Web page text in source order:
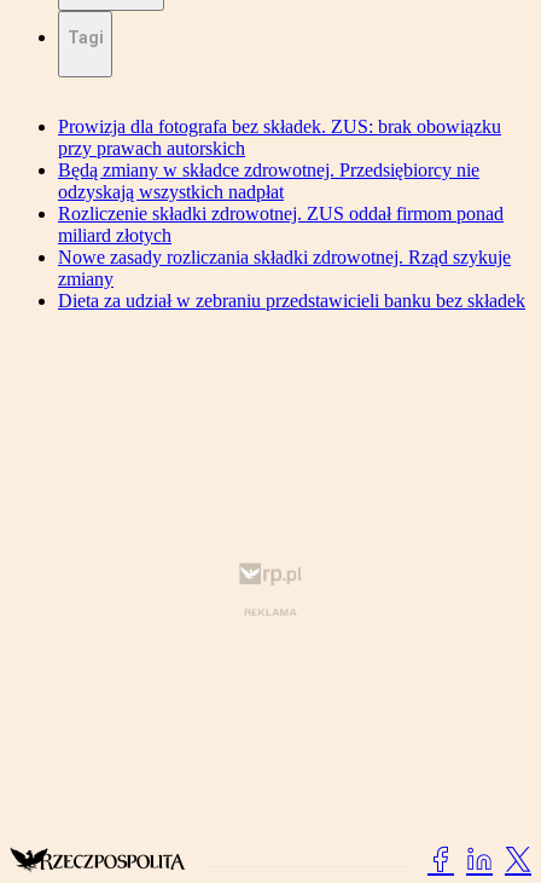
Tagi
Prowizja dla fotografa bez składek. ZUS: brak obowiązku
przy prawach autorskich
Będą zmiany w składce zdrowotnej. Przedsiębiorcy nie
odzyskają wszystkich nadpłat
Rozliczenie składki zdrowotnej. ZUS oddał firmom ponad
miliard złotych
Nowe zasady rozliczania składki zdrowotnej. Rząd szykuje
zmiany
Dieta za udział w zebraniu przedstawicieli banku bez składek